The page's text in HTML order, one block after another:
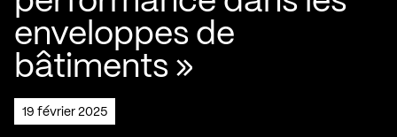
enveloppes de
bâtiments »
19 février 2025